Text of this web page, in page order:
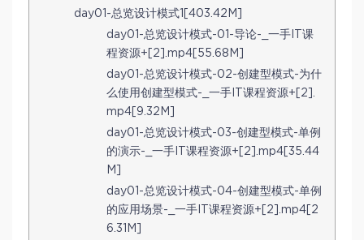
day01-总览设计模式1[403.42M]
day01-总览设计模式-01-导论-_一手IT课
程资源+[2].mp4[55.68M]
day01-总览设计模式-02-创建型模式-为什
么使用创建型模式-_一手IT课程资源+[2].
mp4[9.32M]
day01-总览设计模式-03-创建型模式-单例
的演示-_一手IT课程资源+[2].mp4[35.44
M]
day01-总览设计模式-04-创建型模式-单例
的应用场景-_一手IT课程资源+[2].mp4[2
6.31M]